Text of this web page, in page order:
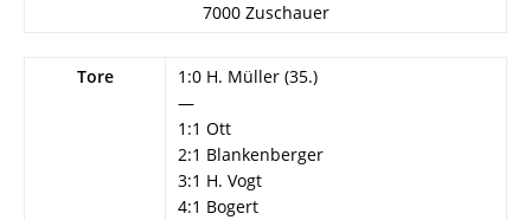
7000 Zuschauer
Tore
1:0 H. Müller (35.)
—
1:1 Ott
2:1 Blankenberger
3:1 H. Vogt
4:1 Bogert